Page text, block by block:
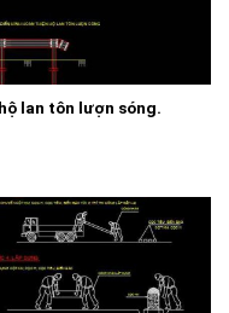
lan tôn lượn sóng.